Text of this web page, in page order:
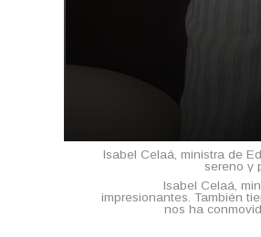
Isabel Celaá, ministra de
sereno y
Isabel Celaá,
impresionantes. También
nos ha